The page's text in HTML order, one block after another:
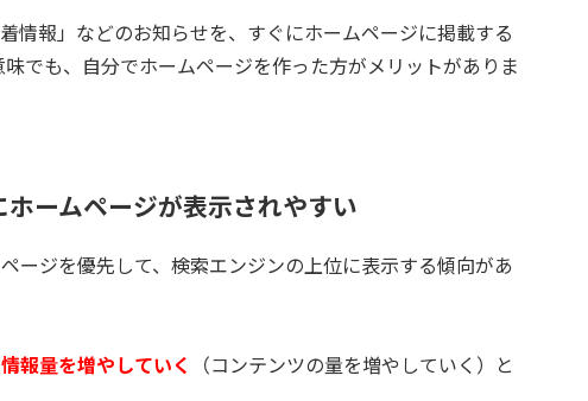
情報」などのお知らせを、すぐにホームページに掲載する
でも、自分でホームページを作った方がメリットがありま
ームページが表示されやすい
ージを優先して、検索エンジンの上位に表示する傾向があ
情報量を増やしていく
（コンテンツの量を増やしていく）と